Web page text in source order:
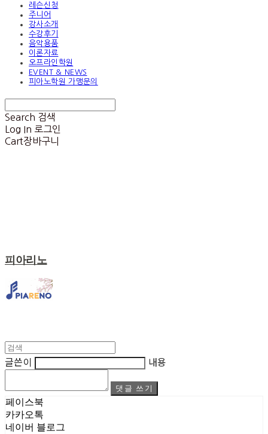
레슨신청
주니어
강사소개
수강후기
음악용품
이론자료
오프라인학원
EVENT & NEWS
피아노학원 가맹문의
Search 검색
Log In 로그인
Cart장바구니
피아리노
글쓴이 내용
댓글 쓰기
페이스북
카카오톡
네이버 블로그